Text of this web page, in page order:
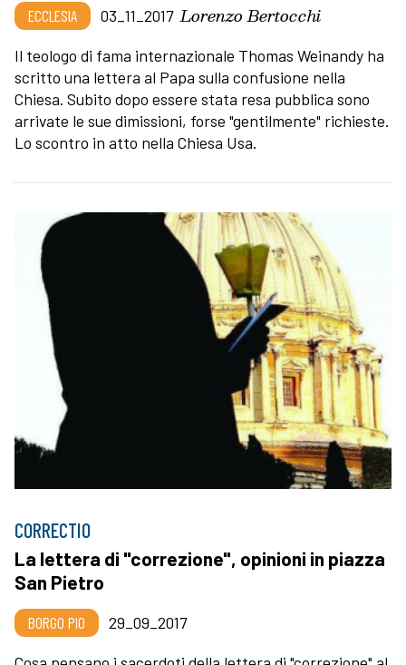
ECCLESIA 03_11_2017 Lorenzo Bertocchi
Il teologo di fama internazionale Thomas Weinandy ha
scritto una lettera al Papa sulla confusione nella
Chiesa. Subito dopo essere stata resa pubblica sono
arrivate le sue dimissioni, forse "gentilmente" richieste.
Lo scontro in atto nella Chiesa Usa.
CORRECTIO
La lettera di "correzione", opinioni in piazza
San Pietro
BORGO PIO
29_09_2017